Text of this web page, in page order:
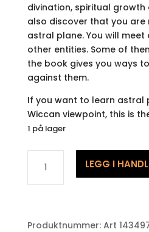
divination, spiritual growth
also discover that you are
astral plane. You will
other entities. Some of
the book gives you ways
against them.
If you want to learn astral
Wiccan viewpoint, this is
1 på lager
Without
a
LEGG I
Produktnummer: Art